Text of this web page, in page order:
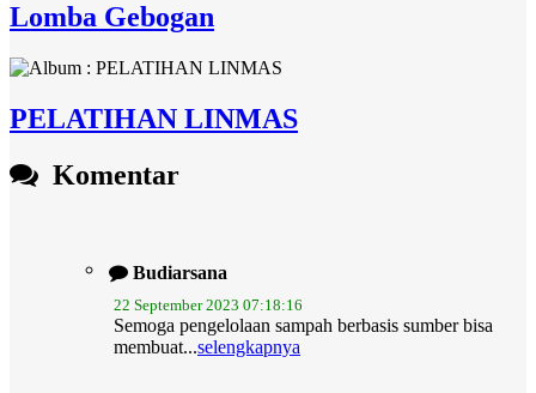
Lomba Gebogan
PELATIHAN LINMAS
Komentar
22 September 2023 07:18:16
Semoga pengelolaan sampah berbasis sumber bisa
membuat...selengkapnya